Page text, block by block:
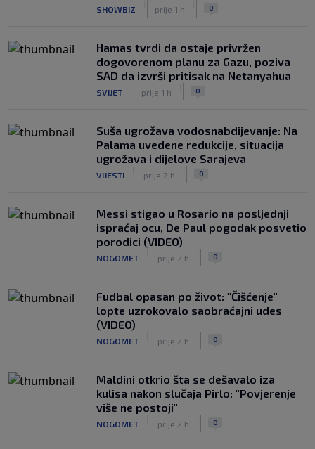
SHOWBIZ prije 1 h 0
Hamas tvrdi da ostaje privržen
dogovorenom planu za Gazu, poziva
SAD da izvrši pritisak na Netanyahua
SVIJET prije 1 h 0
Suša ugrožava vodosnabdijevanje: Na
Palama uvedene redukcije, situacija
ugrožava i dijelove Sarajeva
VIJESTI prije 2 h 0
Messi stigao u Rosario na posljednji
ispraćaj ocu, De Paul pogodak posvetio
porodici (VIDEO)
NOGOMET prije 2 h 0
Fudbal opasan po život: "Čišćenje"
lopte uzrokovalo saobraćajni udes
(VIDEO)
NOGOMET prije 2 h 0
Maldini otkrio šta se dešavalo iza
kulisa nakon slučaja Pirlo: "Povjerenje
više ne postoji"
NOGOMET prije 2 h 0